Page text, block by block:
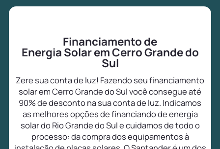
Financiamento de
Energia Solar em Cerro Grande do
Sul
Zere sua conta de luz! Fazendo seu financiamento
solar em Cerro Grande do Sul você consegue até
90% de desconto na sua conta de luz. Indicamos
as melhores opções de financiando de energia
solar do Rio Grande do Sul e cuidamos de todo o
processo: da compra dos equipamentos à